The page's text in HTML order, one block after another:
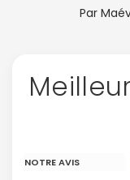
Par
NOTRE AVIS